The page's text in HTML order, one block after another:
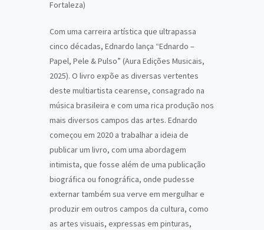
Fortaleza)
Com uma carreira artística que ultrapassa
cinco décadas, Ednardo lança “Ednardo –
Papel, Pele & Pulso” (Aura Edições Musicais,
2025). O livro expõe as diversas vertentes
deste multiartista cearense, consagrado na
música brasileira e com uma rica produção nos
mais diversos campos das artes. Ednardo
começou em 2020 a trabalhar a ideia de
publicar um livro, com uma abordagem
intimista, que fosse além de uma publicação
biográfica ou fonográfica, onde pudesse
externar também sua verve em mergulhar e
produzir em outros campos da cultura, como
as artes visuais, expressas em pinturas,